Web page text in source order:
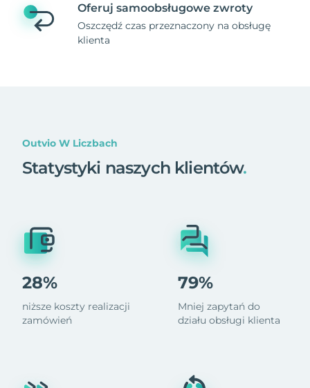
Oferuj samoobsługowe zwroty
Oszczędź czas przeznaczony na obsługę
klienta
Outvio W Liczbach
Statystyki naszych klientów.
28%
niższe koszty realizacji
zamówień
79%
Mniej zapytań do
działu obsługi klienta